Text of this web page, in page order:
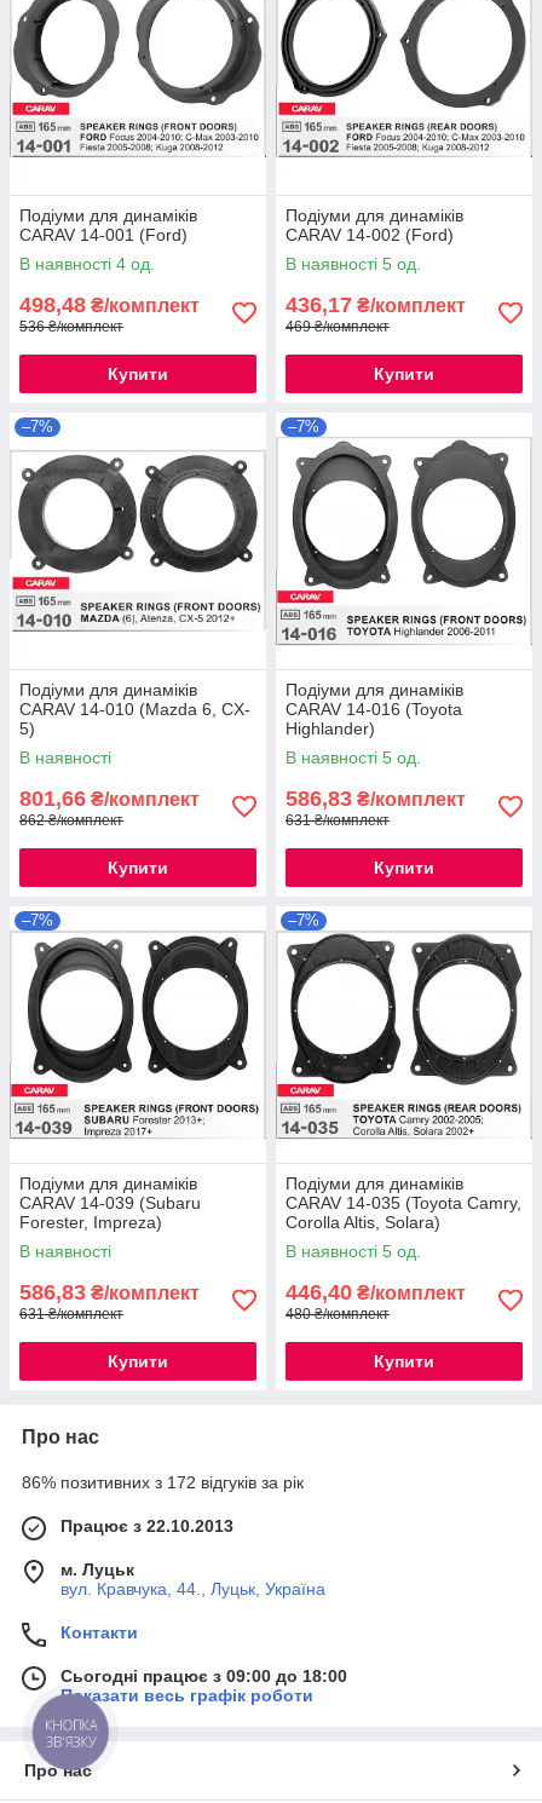
Подіуми для динаміків
CARAV 14-001 (Ford)
В наявності 4 од.
498,48 ₴/комплект
536 ₴/комплект
Купити
Подіуми для динаміків
CARAV 14-002 (Ford)
В наявності 5 од.
436,17 ₴/комплект
469 ₴/комплект
Купити
–7%
Подіуми для динаміків
CARAV 14-010 (Mazda 6, CX-
5)
В наявності
801,66 ₴/комплект
862 ₴/комплект
Купити
–7%
Подіуми для динаміків
CARAV 14-016 (Toyota
Highlander)
В наявності 5 од.
586,83 ₴/комплект
631 ₴/комплект
Купити
–7%
Подіуми для динаміків
CARAV 14-039 (Subaru
Forester, Impreza)
В наявності
586,83 ₴/комплект
631 ₴/комплект
Купити
–7%
Подіуми для динаміків
CARAV 14-035 (Toyota Camry,
Corolla Altis, Solara)
В наявності 5 од.
446,40 ₴/комплект
480 ₴/комплект
Купити
Про нас
86% позитивних з 172 відгуків за рік
Працює з 22.10.2013
м. Луцьк
вул. Кравчука, 44., Луцьк, Україна
Контакти
Сьогодні працює з 09:00 до 18:00
Показати весь графік роботи
Про нас
КНОПКА
ЗВ'ЯЗКУ